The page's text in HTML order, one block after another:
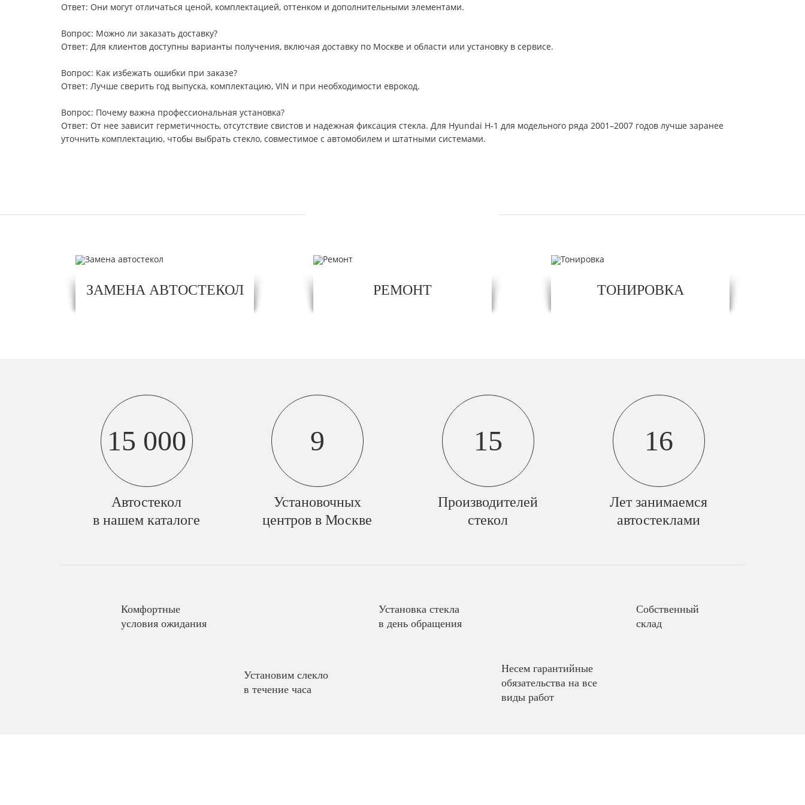
Ответ: Они могут отличаться ценой, комплектацией, оттенком и дополнительными элементами.
Вопрос: Можно ли заказать доставку?
Ответ: Для клиентов доступны варианты получения, включая доставку по Москве и области или установку в сервисе.
Вопрос: Как избежать ошибки при заказе?
Ответ: Лучше сверить год выпуска, комплектацию, VIN и при необходимости еврокод.
Вопрос: Почему важна профессиональная установка?
Ответ: От нее зависит герметичность, отсутствие свистов и надежная фиксация стекла. Для Hyundai H-1 для модельного ряда 2001–2007 годов лучше заранее
уточнить комплектацию, чтобы выбрать стекло, совместимое с автомобилем и штатными системами.
ЗАМЕНА АВТОСТЕКОЛ РЕМОНТ ТОНИРОВКА
15 000
Автостекол
в нашем каталоге
9
Установочных
центров в Москве
15
Производителей
стекол
16
Лет занимаемся
автостеклами
Комфортные
условия ожидания
Установка стекла
в день обращения
Собственный
склад
Установим слекло
в течение часа
Несем гарантийные
обязательства на все
виды работ